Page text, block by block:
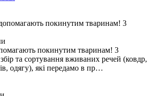
покинутим тваринам! 3
та сортування вживаних речей (ковдр,
одягу), які передамо в пр…